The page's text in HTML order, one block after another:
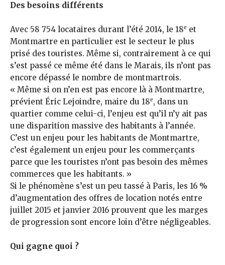
Des besoins différents
Avec 58 754 locataires durant l’été 2014, le 18e et
Montmartre en particulier est le secteur le plus
prisé des touristes. Même si, contrairement à ce qui
s’est passé ce même été dans le Marais, ils n’ont pas
encore dépassé le nombre de montmartrois.
« Même si on n’en est pas encore là à Montmartre,
prévient Éric Lejoindre, maire du 18e, dans un
quartier comme celui-ci, l’enjeu est qu’il n’y ait pas
une disparition massive des habitants à l’année.
C’est un enjeu pour les habitants de Mont­martre,
c’est également un enjeu pour les commerçants
parce que les touristes n’ont pas besoin des mêmes
commerces que les habitants. »
Si le phénomène s’est un peu tassé à Paris, les 16 %
d’augmentation des offres de location notés entre
juillet 2015 et janvier 2016 prouvent que les marges
de progression sont encore loin d’être négligeables.
Qui gagne quoi ?